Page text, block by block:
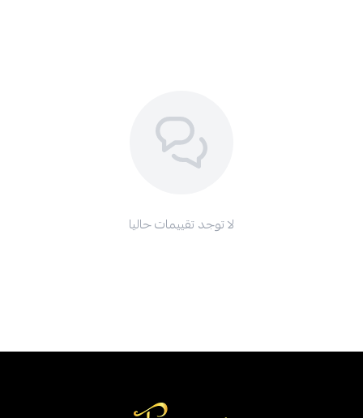
لا توجد تقييمات حاليا